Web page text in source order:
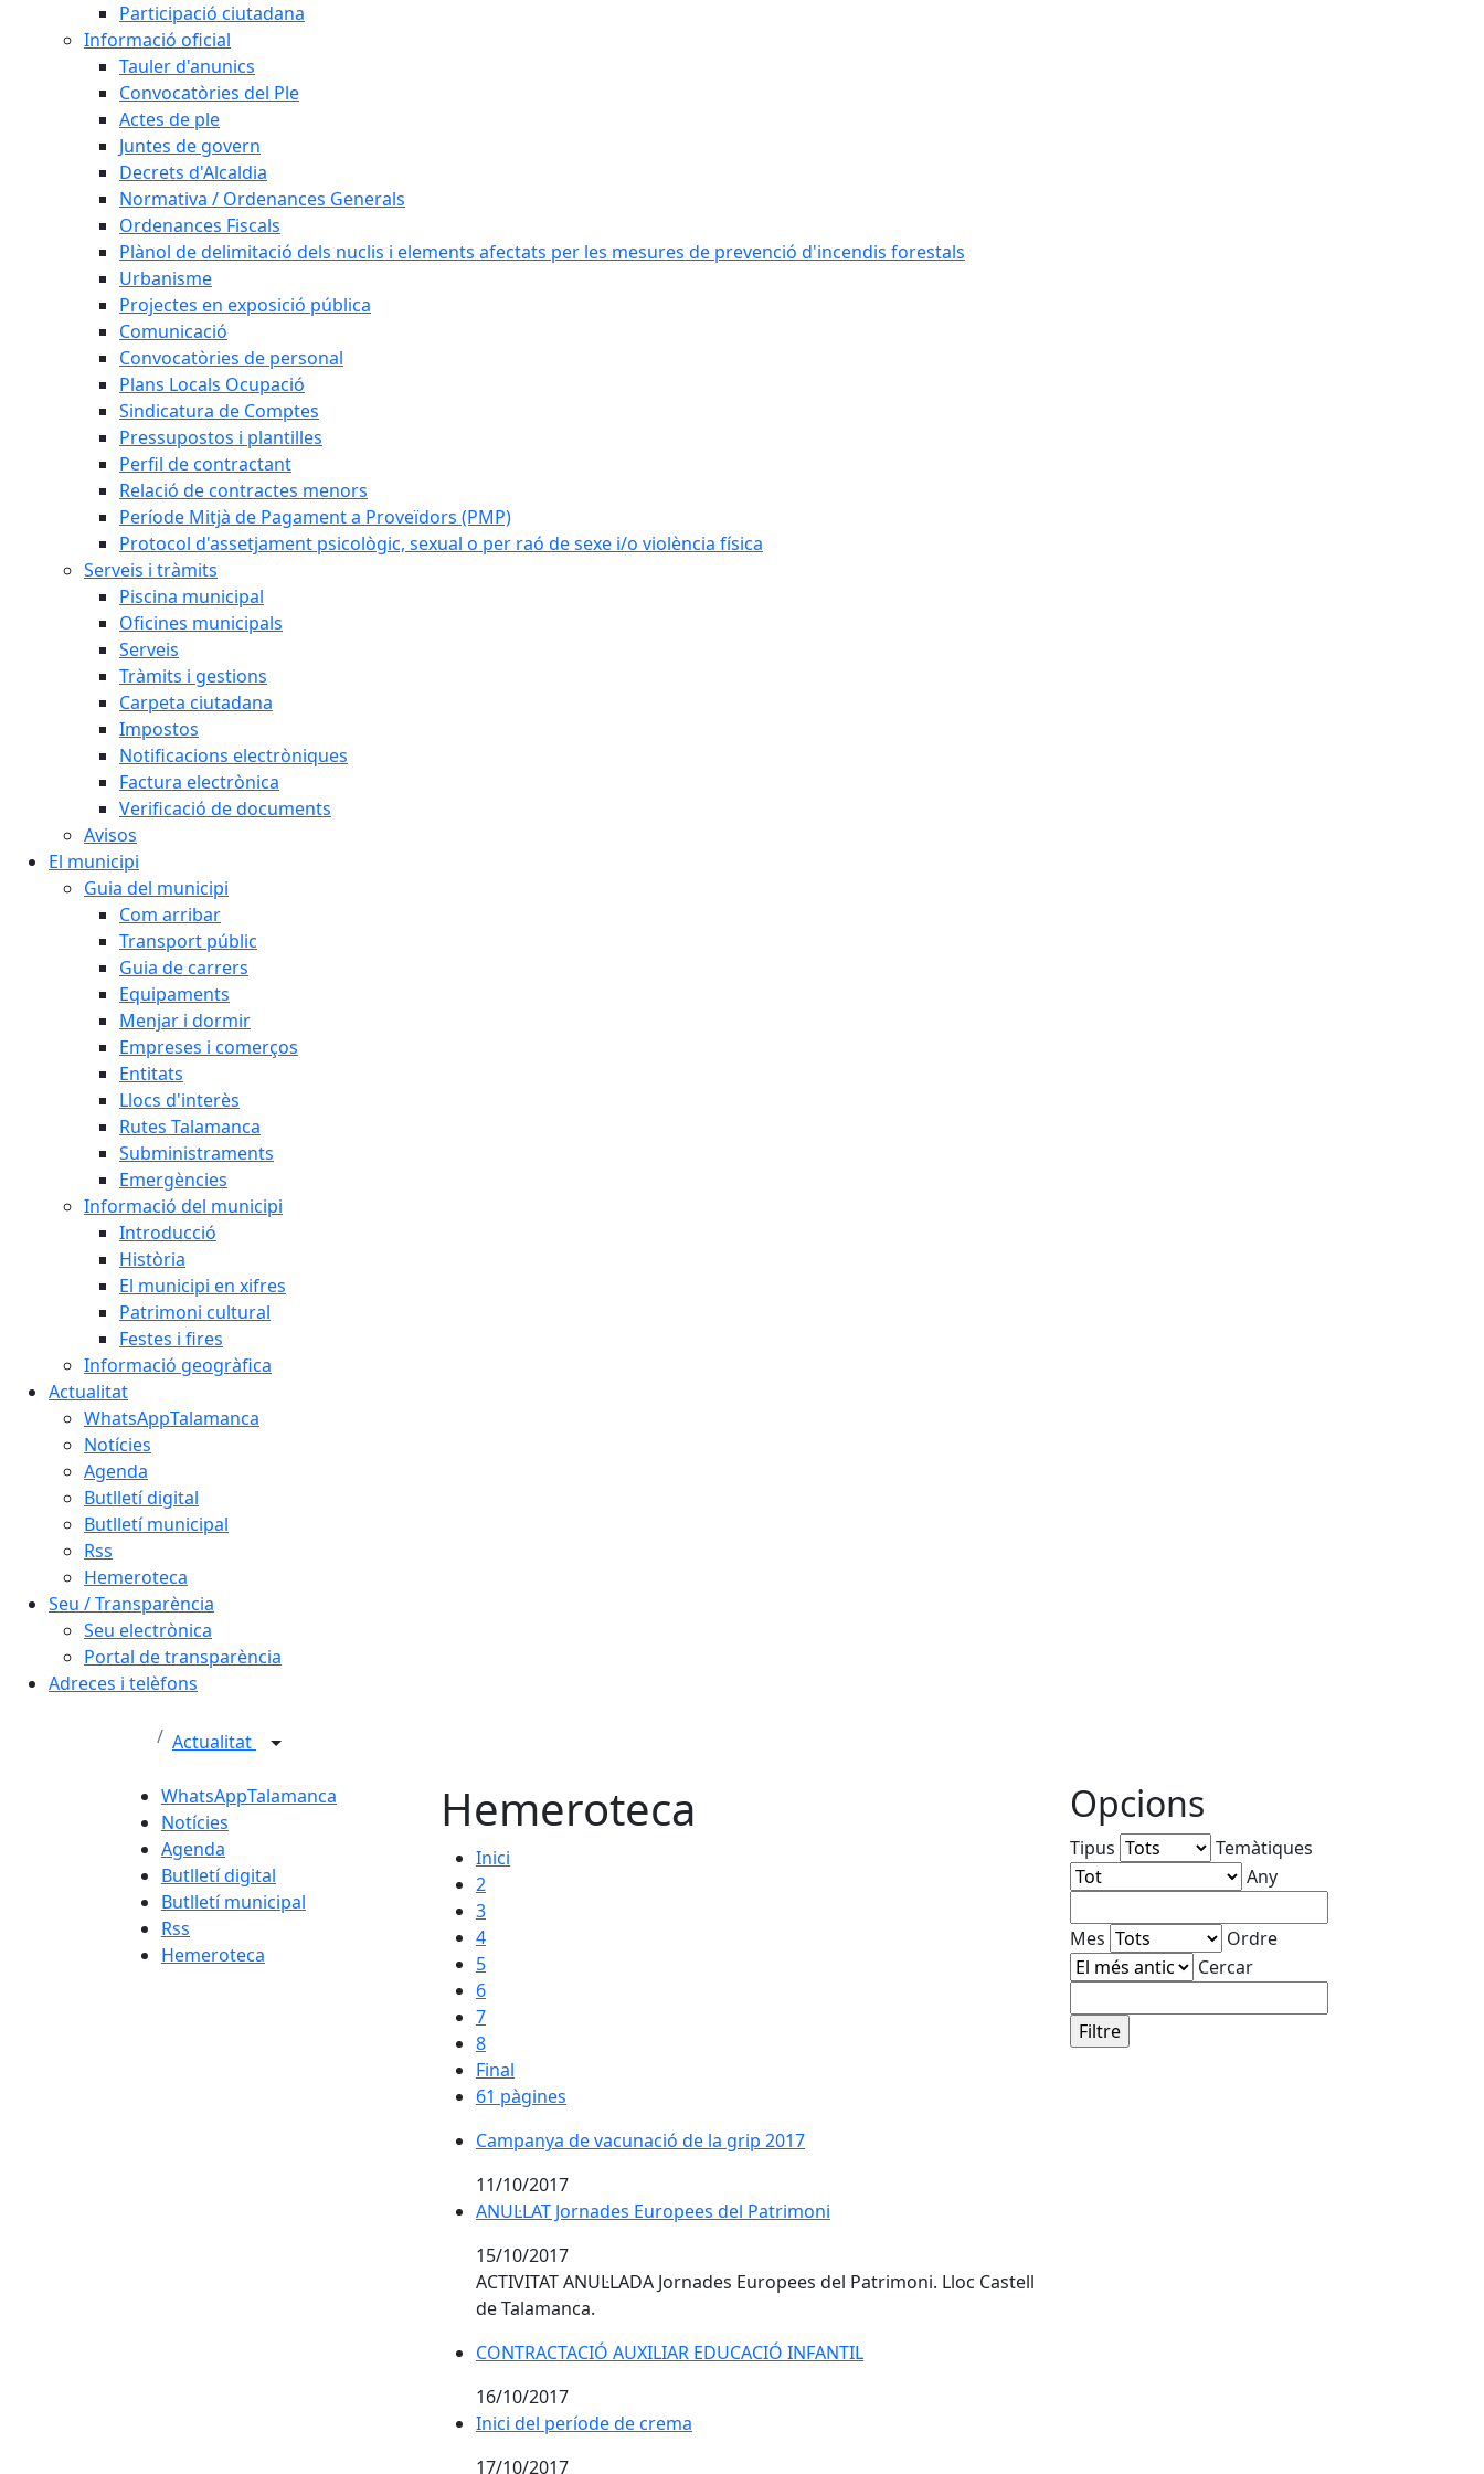
Participació ciutadana
Informació oficial
Tauler d'anunics
Convocatòries del Ple
Actes de ple
Juntes de govern
Decrets d'Alcaldia
Normativa / Ordenances Generals
Ordenances Fiscals
Plànol de delimitació dels nuclis i elements afectats per les mesures de prevenció d'incendis forestals
Urbanisme
Projectes en exposició pública
Comunicació
Convocatòries de personal
Plans Locals Ocupació
Sindicatura de Comptes
Pressupostos i plantilles
Perfil de contractant
Relació de contractes menors
Període Mitjà de Pagament a Proveïdors (PMP)
Protocol d'assetjament psicològic, sexual o per raó de sexe i/o violència física
Serveis i tràmits
Piscina municipal
Oficines municipals
Serveis
Tràmits i gestions
Carpeta ciutadana
Impostos
Notificacions electròniques
Factura electrònica
Verificació de documents
Avisos
El municipi
Guia del municipi
Com arribar
Transport públic
Guia de carrers
Equipaments
Menjar i dormir
Empreses i comerços
Entitats
Llocs d'interès
Rutes Talamanca
Subministraments
Emergències
Informació del municipi
Introducció
Història
El municipi en xifres
Patrimoni cultural
Festes i fires
Informació geogràfica
Actualitat
WhatsAppTalamanca
Notícies
Agenda
Butlletí digital
Butlletí municipal
Rss
Hemeroteca
Seu / Transparència
Seu electrònica
Portal de transparència
Adreces i telèfons
Actualitat
WhatsAppTalamanca
Notícies
Agenda
Butlletí digital
Butlletí municipal
Rss
Hemeroteca
Hemeroteca
Inici
2
3
4
5
6
7
8
Final
61 pàgines
Campanya de vacunació de la grip 2017
11/10/2017
ANUL·LAT Jornades Europees del Patrimoni
15/10/2017
ACTIVITAT ANUL·LADA Jornades Europees del Patrimoni. Lloc Castell
de Talamanca.
CONTRACTACIÓ AUXILIAR EDUCACIÓ INFANTIL
16/10/2017
Inici del període de crema
17/10/2017
Opcions
Tipus
Temàtiques
Any
Mes
Ordre
Cercar